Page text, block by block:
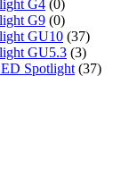
G4 (0)
G9 (0)
GU10 (37)
GU5.3 (3)
Spotlight (37)